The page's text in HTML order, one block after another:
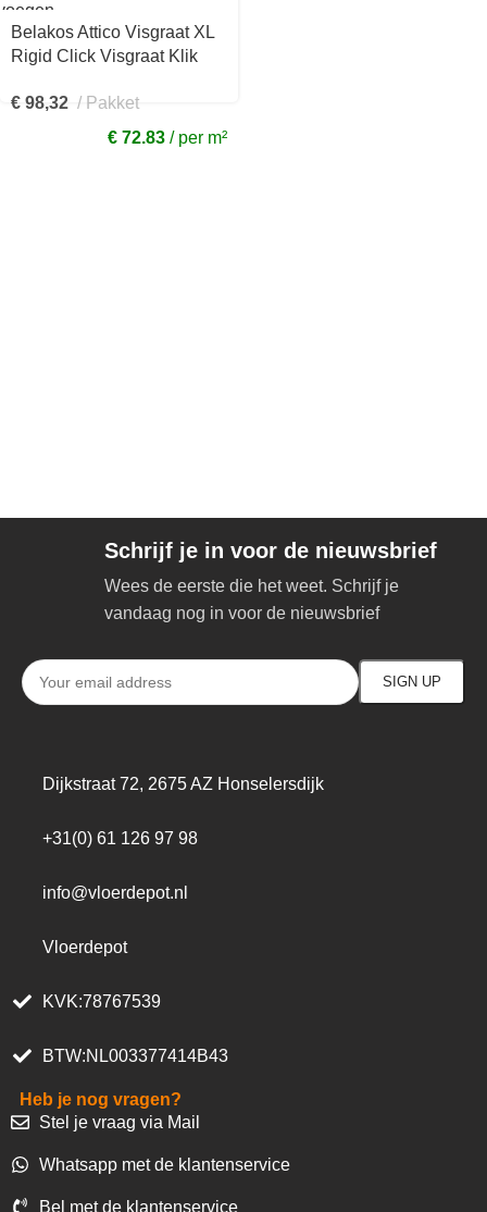
Belakos Attico Visgraat XL
Rigid Click Visgraat Klik
150x750x7mm 83RC
€ 98,32
Pakket
€ 72.83
per m²
Schrijf je in voor de nieuwsbrief
Wees de eerste die het weet. Schrijf je
vandaag nog in voor de nieuwsbrief
Dijkstraat 72, 2675 AZ Honselersdijk
+31(0) 61 126 97 98
info@vloerdepot.nl
Vloerdepot
KVK:78767539
BTW:NL003377414B43
Heb je nog vragen?
Stel je vraag via Mail
Whatsapp met de klantenservice
Bel met de klantenservice